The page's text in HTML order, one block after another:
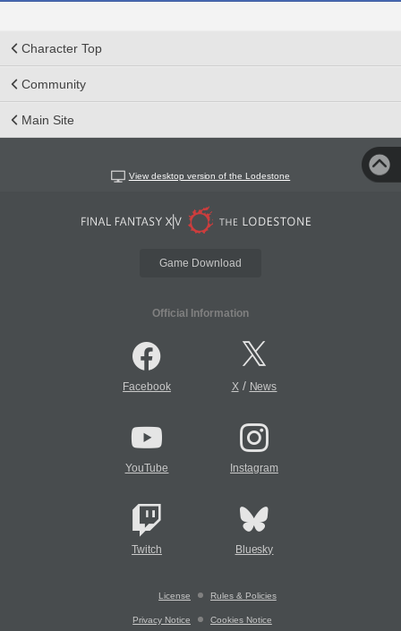
Character Top
Community
Main Site
View desktop version of the Lodestone
Game Download
Official Information
Facebook X/ News
YouTube Instagram
Twitch Bluesky
License Rules & Policies
Privacy Notice Cookies Notice